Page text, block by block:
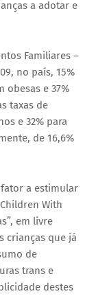
a adotar e
Familiares –
no país, 15%
obesas e 37%
taxas de
e 32% para
de 16,6%
a estimular
With
em livre
crianças que já
de
trans e
destes